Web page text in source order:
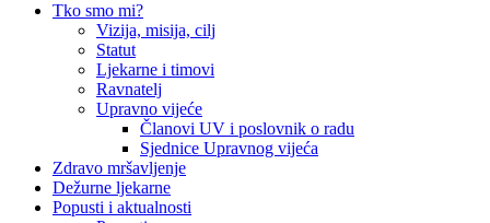
Tko smo mi?
Vizija, misija, cilj
Statut
Ljekarne i timovi
Ravnatelj
Upravno vijeće
Članovi UV i poslovnik o radu
Sjednice Upravnog vijeća
Zdravo mršavljenje
Dežurne ljekarne
Popusti i aktualnosti